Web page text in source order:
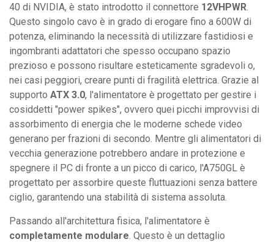
40 di NVIDIA, è stato introdotto il connettore 12VHPWR.
Questo singolo cavo è in grado di erogare fino a 600W di
potenza, eliminando la necessità di utilizzare fastidiosi e
ingombranti adattatori che spesso occupano spazio
prezioso e possono risultare esteticamente sgradevoli o,
nei casi peggiori, creare punti di fragilità elettrica. Grazie al
supporto ATX 3.0, l'alimentatore è progettato per gestire i
cosiddetti "power spikes", ovvero quei picchi improvvisi di
assorbimento di energia che le moderne schede video
generano per frazioni di secondo. Mentre gli alimentatori di
vecchia generazione potrebbero andare in protezione e
spegnere il PC di fronte a un picco di carico, l'A750GL è
progettato per assorbire queste fluttuazioni senza battere
ciglio, garantendo una stabilità di sistema assoluta.
Passando all'architettura fisica, l'alimentatore è
completamente modulare. Questo è un dettaglio